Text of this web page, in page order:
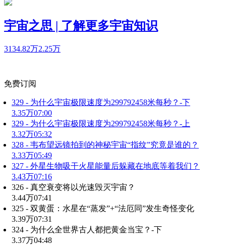
宇宙之思 | 了解更多宇宙知识
3134.82万2.25万
免费订阅
329 - 为什么宇宙极限速度为299792458米每秒？-下
3.35万07:00
329 - 为什么宇宙极限速度为299792458米每秒？-上
3.32万05:32
328 - 韦布望远镜拍到的神秘宇宙“指纹”究竟是谁的？
3.33万05:49
327 - 外星生物吸干火星能量后躲藏在地底等着我们？
3.43万07:16
326 - 真空衰变将以光速毁灭宇宙？
3.44万07:41
325 - 双黄蛋：水星在“蒸发”+“法厄同”发生奇怪变化
3.39万07:31
324 - 为什么全世界古人都把黄金当宝？-下
3.37万04:48